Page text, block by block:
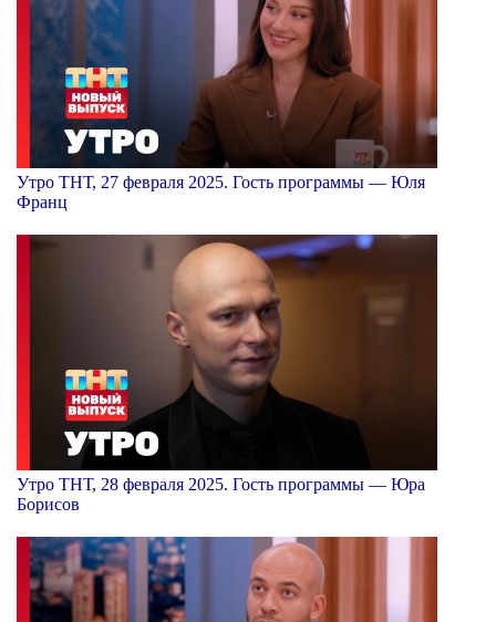
Утро ТНТ, 27 февраля 2025. Гость программы — Юля
Франц
Утро ТНТ, 28 февраля 2025. Гость программы — Юра
Борисов